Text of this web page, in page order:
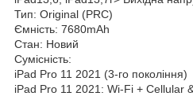
Тип: Original (PRC)
Ємність: 7680mAh
Стан: Новий
Сумісність:
iPad Pro 11 2021 (3-го покоління)
iPad Pro 11 2021: Wi-Fi + Cellular